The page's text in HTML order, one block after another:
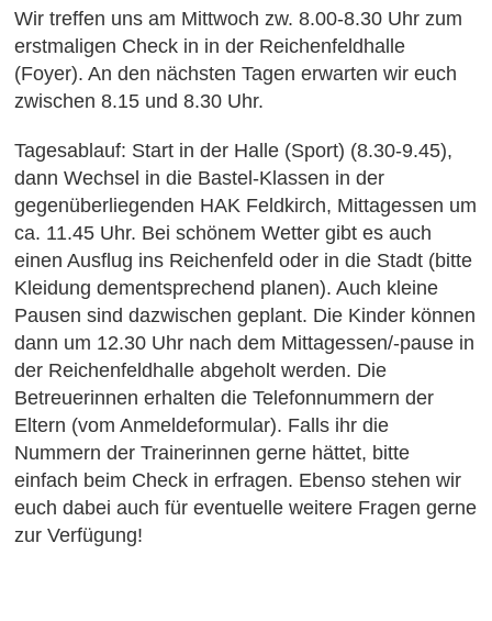
Wir treffen uns am Mittwoch zw. 8.00-8.30 Uhr zum
erstmaligen Check in in der Reichenfeldhalle
(Foyer). An den nächsten Tagen erwarten wir euch
zwischen 8.15 und 8.30 Uhr.
Tagesablauf: Start in der Halle (Sport) (8.30-9.45),
dann Wechsel in die Bastel-Klassen in der
gegenüberliegenden HAK Feldkirch, Mittagessen um
ca. 11.45 Uhr. Bei schönem Wetter gibt es auch
einen Ausflug ins Reichenfeld oder in die Stadt (bitte
Kleidung dementsprechend planen). Auch kleine
Pausen sind dazwischen geplant. Die Kinder können
dann um 12.30 Uhr nach dem Mittagessen/-pause in
der Reichenfeldhalle abgeholt werden. Die
Betreuerinnen erhalten die Telefonnummern der
Eltern (vom Anmeldeformular). Falls ihr die
Nummern der Trainerinnen gerne hättet, bitte
einfach beim Check in erfragen. Ebenso stehen wir
euch dabei auch für eventuelle weitere Fragen gerne
zur Verfügung!